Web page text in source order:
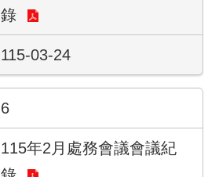
錄
115-03-24
6
115年2月處務會議會議紀